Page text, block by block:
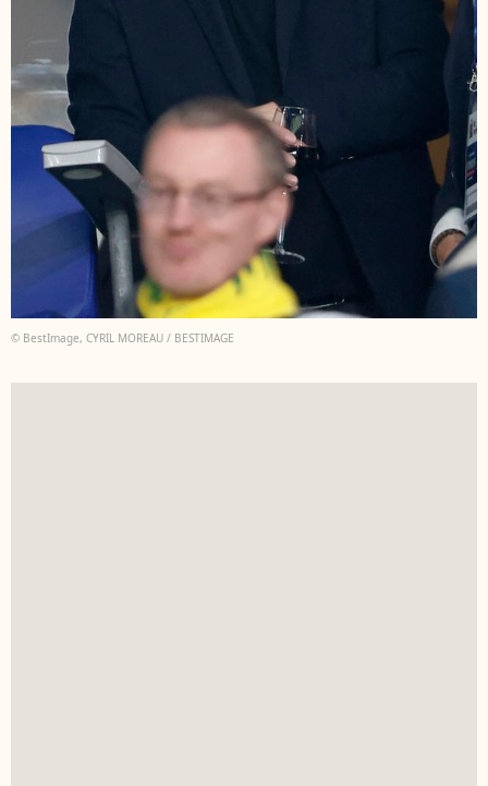
© BestImage, CYRIL MOREAU / BESTIMAGE